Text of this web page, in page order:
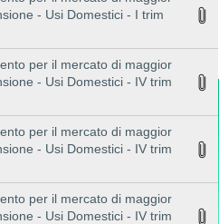
- Usi Domestici - I trim
per il mercato di maggior
- Usi Domestici - IV trim
per il mercato di maggior
- Usi Domestici - IV trim
per il mercato di maggior
- Usi Domestici - IV trim